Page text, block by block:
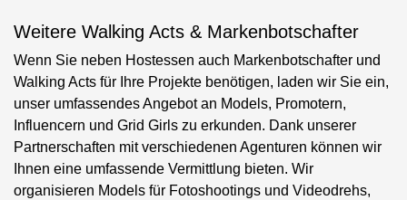
Weitere Walking Acts & Markenbotschafter
Wenn Sie neben Hostessen auch Markenbotschafter und
Walking Acts für Ihre Projekte benötigen, laden wir Sie ein,
unser umfassendes Angebot an Models, Promotern,
Influencern und Grid Girls zu erkunden. Dank unserer
Partnerschaften mit verschiedenen Agenturen können wir
Ihnen eine umfassende Vermittlung bieten. Wir
organisieren Models für Fotoshootings und Videodrehs,